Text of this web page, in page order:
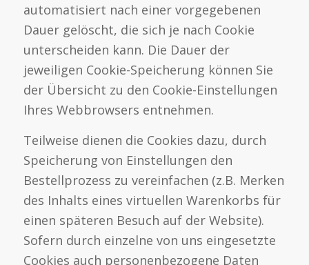
automatisiert nach einer vorgegebenen
Dauer gelöscht, die sich je nach Cookie
unterscheiden kann. Die Dauer der
jeweiligen Cookie-Speicherung können Sie
der Übersicht zu den Cookie-Einstellungen
Ihres Webbrowsers entnehmen.
Teilweise dienen die Cookies dazu, durch
Speicherung von Einstellungen den
Bestellprozess zu vereinfachen (z.B. Merken
des Inhalts eines virtuellen Warenkorbs für
einen späteren Besuch auf der Website).
Sofern durch einzelne von uns eingesetzte
Cookies auch personenbezogene Daten